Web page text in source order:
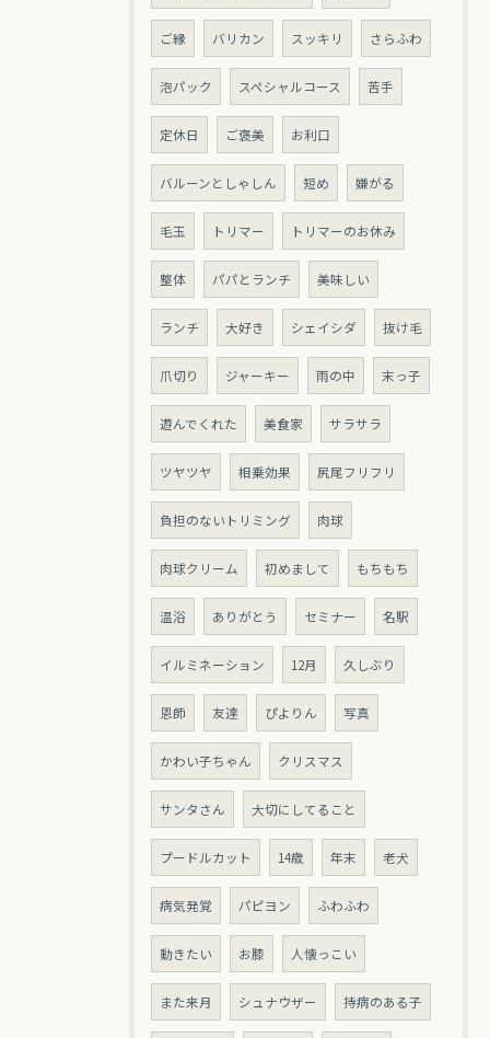
ご縁 バリカン スッキリ さらふわ
泡パック スペシャルコース 苦手
定休日 ご褒美 お利口
バルーンとしゃしん 短め 嫌がる
毛玉 トリマー トリマーのお休み
整体 パパとランチ 美味しい
ランチ 大好き シェイシダ 抜け毛
爪切り ジャーキー 雨の中 末っ子
遊んでくれた 美食家 サラサラ
ツヤツヤ 相乗効果 尻尾フリフリ
負担のないトリミング 肉球
肉球クリーム 初めまして もちもち
温浴 ありがとう セミナー 名駅
イルミネーション 12月 久しぶり
恩師 友達 ぴよりん 写真
かわい子ちゃん クリスマス
サンタさん 大切にしてること
プードルカット 14歳 年末 老犬
病気発覚 パピヨン ふわふわ
動きたい お膝 人懐っこい
また来月 シュナウザー 持病のある子